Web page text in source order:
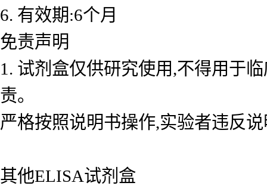
6. 有效期:6个月
免责声明
1. 试剂盒仅供研究使用,不得用于
责。
严格按照说明书操作,实验者违反
其他ELISA试剂盒